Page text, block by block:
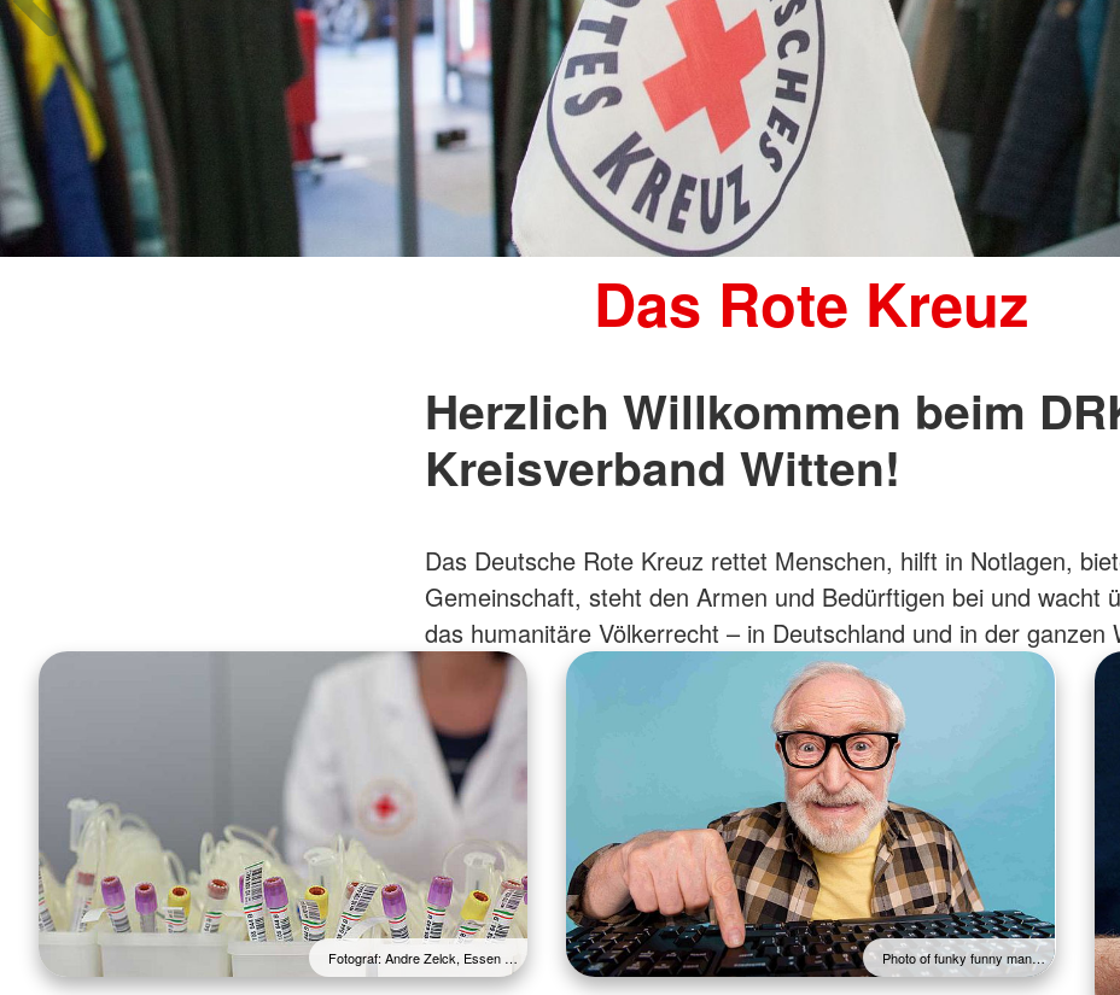
Das Rote Kreuz
Herzlich Willkommen beim
Kreisverband Witten!
Das Deutsche Rote Kreuz rettet Menschen, hilft in Notlagen,
Gemeinschaft, steht den Armen und Bedürftigen bei und wacht
das humanitäre Völkerrecht – in Deutschland und in der ganzen
Fotograf: Andre Zelck, Essen … Photo of funky funny man…